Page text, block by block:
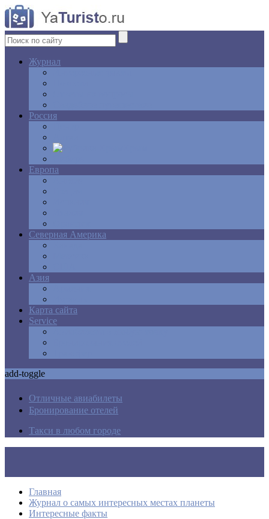
Журнал
Россия
Европа
Северная Америка
Азия
Карта сайта
Service
add-toggle
Отличные авиабилеты
Бронирование отелей
Такси в любом городе
Главная
Журнал о самых интересных местах планеты
Интересные факты